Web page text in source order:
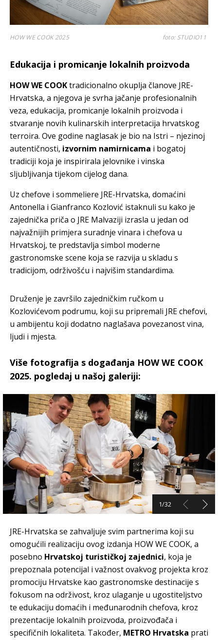
HOW WE COOK 2025 foto: STUDIO11
Edukacija i promicanje lokalnih proizvoda
HOW WE COOKtradicionalno okuplja članove JRE-
Hrvatska, a njegova je svrha jačanje profesionalnih
veza, edukacija, promicanje lokalnih proizvoda i
stvaranje novih kulinarskih interpretacija hrvatskog
terroira. Ove godine naglasak je bio na Istri – njezinoj
autentičnosti, izvornim namirnicama i bogatoj
tradiciji koja je inspirirala jelovnike i vinska
sljubljivanja tijekom cijelog dana.
Uz chefove i sommeliere JRE-Hrvatska, domaćini
Antonella i Gianfranco Kozlović istaknuli su kako je
zajednička priča o JRE Malvaziji izrasla u jedan od
najvažnijih primjera suradnje vinara i chefova u
Hrvatskoj, te predstavlja simbol moderne
gastronomske scene koja se razvija u skladu s
tradicijom, održivošću i najvišim standardima.
Druženje je završilo zajedničkim ručkom u
Kozlovićevom podrumu, koji su pripremali JRE chefovi,
u ambijentu koji dodatno naglašava povezanost vina,
ljudi i mjesta.
Više fotografija s događanja HOW WE COOK
2025. pogledaj u našoj galeriji:
1/32
JRE-Hrvatska se zahvaljuje svim partnerima koji su
omogućili realizaciju ovog izdanja HOW WE COOK, a
posebno Hrvatskoj turističkoj zajednici, koja je
prepoznala potencijal i važnost ovakvog projekta kroz
promociju Hrvatske kao gastronomske destinacije s
fokusom na održivost, kroz ulaganje u ugostiteljstvo
te edukaciju domaćih i međunarodnih chefova, kroz
prezentacije lokalnih proizvoda, proizvođača i
specifičnih lokaliteta. Također, METRO Hrvatska prati